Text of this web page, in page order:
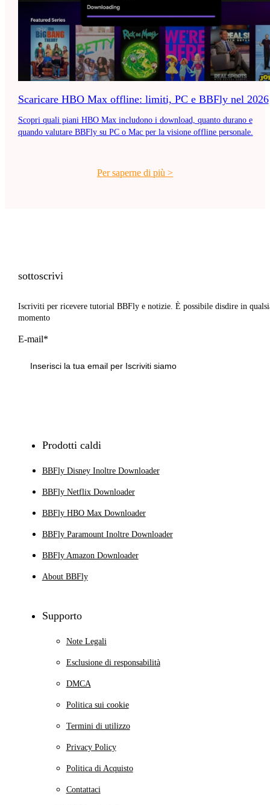
Scaricare HBO Max offline: limiti, PC e BBFly nel 2026
Scopri quali piani HBO Max includono i download, quanto durano e
quando valutare BBFly su PC o Mac per la visione offline personale.
Per saperne di più >
sottoscrivi
Iscriviti per ricevere tutorial BBFly e notizie. È possibile disdire in
momento
E-mail*
Prodotti caldi
BBFly Disney Inoltre Downloader
BBFly Netflix Downloader
BBFly HBO Max Downloader
BBFly Paramount Inoltre Downloader
BBFly Amazon Downloader
About BBFly
Supporto
Note Legali
Esclusione di responsabilità
DMCA
Politica sui cookie
Termini di utilizzo
Privacy Policy
Politica di Acquisto
Contattaci